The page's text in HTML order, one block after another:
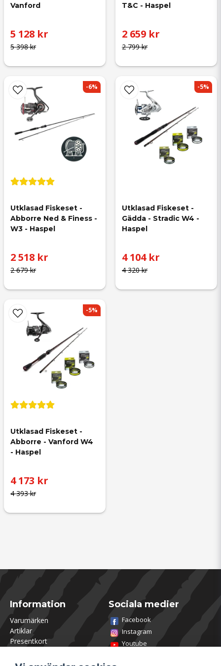
Vanford
5 398 kr
5 128 kr
T&C - Haspel
2 799 kr
2 659 kr
Utklasad Fiskeset -
Abborre Ned & Finess -
W3 - Haspel
2 679 kr
2 518 kr
-6%
Utklasad Fiskeset -
Gädda - Stradic W4 -
Haspel
4 320 kr
4 104 kr
-5%
Utklasad Fiskeset -
Abborre - Vanford W4
- Haspel
4 393 kr
4 173 kr
-5%
Information
Varumärken
Artiklar
Presentkort
Om Utklasad
Sociala medier
Facebook
Instagram
Youtube